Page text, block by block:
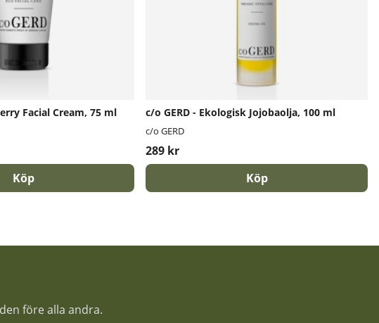
Facial Cream, 75 ml
Köp
c/o GERD - Ekologisk Jojobaolja, 100 ml
c/o GERD
289 kr
Köp
före alla andra.